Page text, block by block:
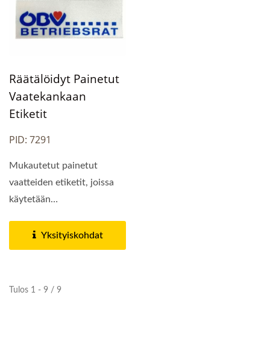
Räätälöidyt Painetut
Vaatekankaan
Etiketit
PID: 7291
Mukautetut painetut
vaatteiden etiketit, joissa
käytetään
tuottavat...Yksityiskohdat
Tulos 1 - 9 / 9